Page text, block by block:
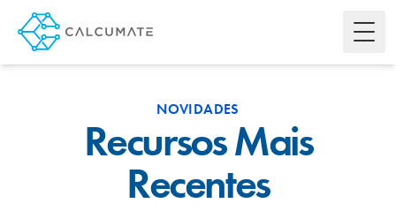
NOVIDADES
Recursos Mais
Recentes